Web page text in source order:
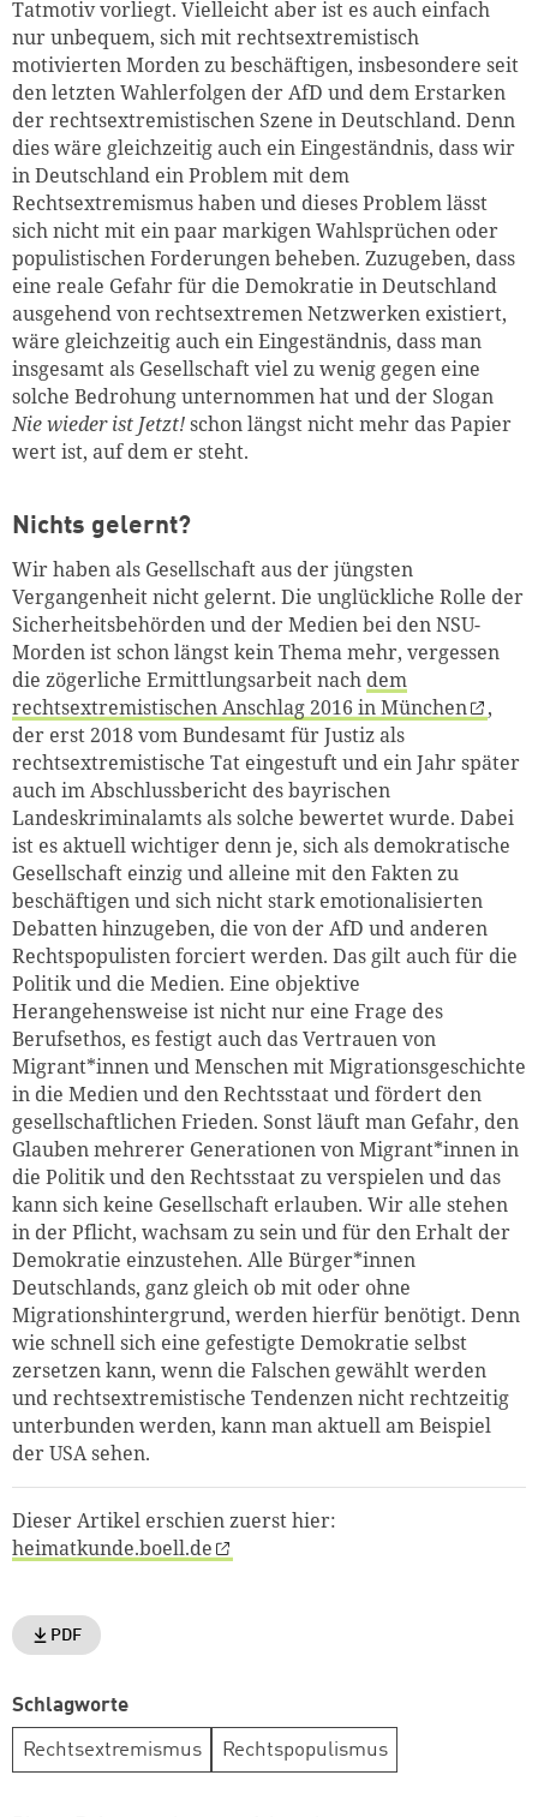
Tatmotiv vorliegt. Vielleicht aber ist es auch einfach
nur unbequem, sich mit rechtsextremistisch
motivierten Morden zu beschäftigen, insbesondere seit
den letzten Wahlerfolgen der AfD und dem Erstarken
der rechtsextremistischen Szene in Deutschland. Denn
dies wäre gleichzeitig auch ein Eingeständnis, dass wir
in Deutschland ein Problem mit dem
Rechtsextremismus haben und dieses Problem lässt
sich nicht mit ein paar markigen Wahlsprüchen oder
populistischen Forderungen beheben. Zuzugeben, dass
eine reale Gefahr für die Demokratie in Deutschland
ausgehend von rechtsextremen Netzwerken existiert,
wäre gleichzeitig auch ein Eingeständnis, dass man
insgesamt als Gesellschaft viel zu wenig gegen eine
solche Bedrohung unternommen hat und der Slogan
Nie wieder ist Jetzt!schon längst nicht mehr das Papier
wert ist, auf dem er steht.
Nichts gelernt?
Wir haben als Gesellschaft aus der jüngsten
Vergangenheit nicht gelernt. Die unglückliche Rolle der
Sicherheitsbehörden und der Medien bei den NSU-
Morden ist schon längst kein Thema mehr, vergessen
die zögerliche Ermittlungsarbeit nach dem
rechtsextremistischen Anschlag 2016 in München
,
der erst 2018 vom Bundesamt für Justiz als
rechtsextremistische Tat eingestuft und ein Jahr später
auch im Abschlussbericht des bayrischen
Landeskriminalamts als solche bewertet wurde. Dabei
ist es aktuell wichtiger denn je, sich als demokratische
Gesellschaft einzig und alleine mit den Fakten zu
beschäftigen und sich nicht stark emotionalisierten
Debatten hinzugeben, die von der AfD und anderen
Rechtspopulisten forciert werden. Das gilt auch für die
Politik und die Medien. Eine objektive
Herangehensweise ist nicht nur eine Frage des
Berufsethos, es festigt auch das Vertrauen von
Migrant*innen und Menschen mit Migrationsgeschichte
in die Medien und den Rechtsstaat und fördert den
gesellschaftlichen Frieden. Sonst läuft man Gefahr, den
Glauben mehrerer Generationen von Migrant*innen in
die Politik und den Rechtsstaat zu verspielen und das
kann sich keine Gesellschaft erlauben. Wir alle stehen
in der Pflicht, wachsam zu sein und für den Erhalt der
Demokratie einzustehen. Alle Bürger*innen
Deutschlands, ganz gleich ob mit oder ohne
Migrationshintergrund, werden hierfür benötigt. Denn
wie schnell sich eine gefestigte Demokratie selbst
zersetzen kann, wenn die Falschen gewählt werden
und rechtsextremistische Tendenzen nicht rechtzeitig
unterbunden werden, kann man aktuell am Beispiel
der USA sehen.
Dieser Artikel erschien zuerst hier:
heimatkunde.boell.de
PDF
Schlagworte
Rechtsextremismus Rechtspopulismus